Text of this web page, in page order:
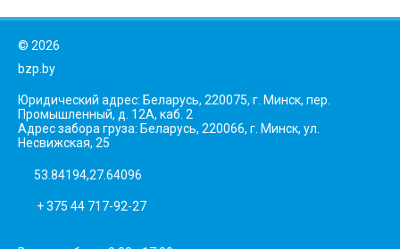
© 2026
bzp.by
Юридический адрес: Беларусь, 220075, г. Минск, пер.
Промышленный, д. 12А, каб. 2
Адрес забора груза: Беларусь, 220066, г. Минск, ул.
Несвижская, 25
53.84194,27.64096
+ 375 44 717-92-27